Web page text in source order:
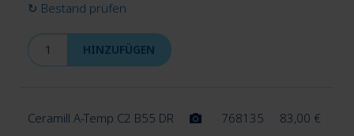
↻ Bestand prüfen
HINZUFÜGEN
Ceramill A-Temp C2 B55 DR 768135 83,00 €